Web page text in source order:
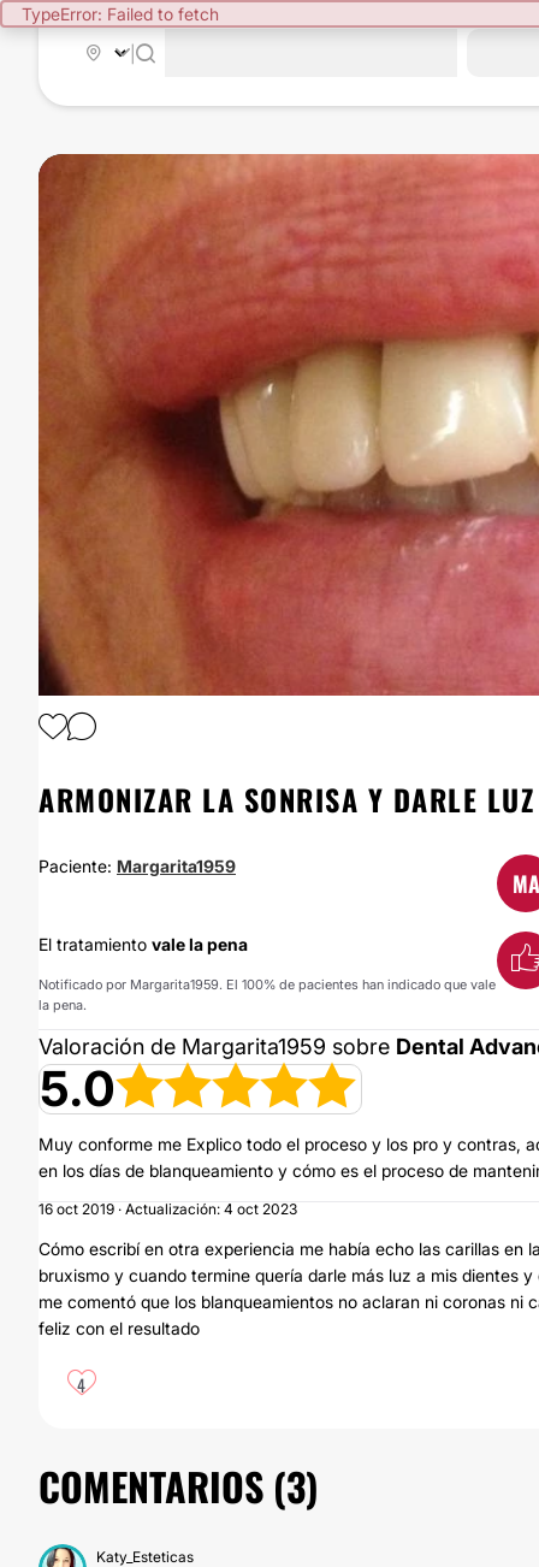
TypeError: Failed to fetch
ARMONIZAR LA SONRISA Y DARLE LUZ
Paciente: Margarita1959
MA
El tratamiento vale la pena
Notificado por Margarita1959. El 100% de pacientes han indicado que vale
la pena.
Valoración de Margarita1959 sobre Dental
5.0
Muy conforme me Explico todo el proceso y los pro y contras,
en los días de blanqueamiento y cómo es el proceso de
16 oct 2019 · Actualización: 4 oct 2023
Cómo escribí en otra experiencia me había echo las carillas en
bruxismo y cuando termine quería darle más luz a mis dientes
me comentó que los blanqueamientos no aclaran ni coronas
feliz con el resultado
4
COMENTARIOS (3)
Katy_Esteticas